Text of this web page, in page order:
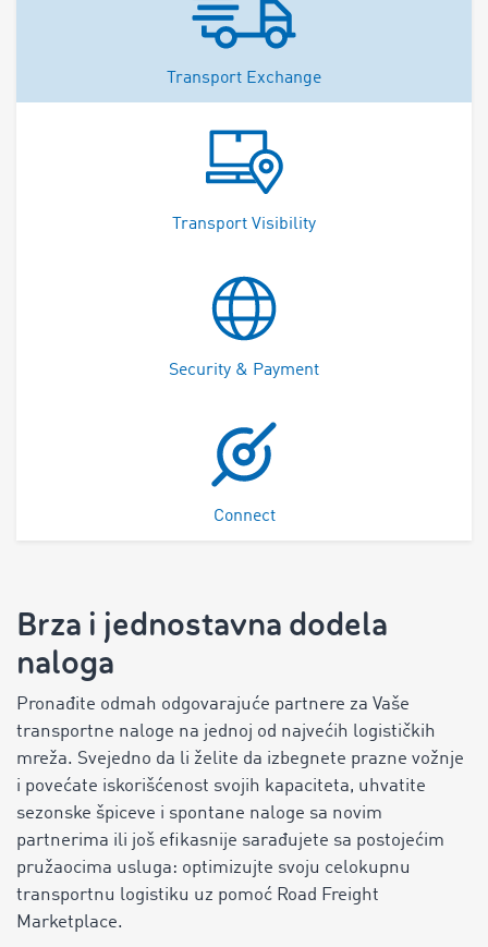
Transport Exchange
Transport Visibility
Security & Payment
Connect
Brza i jednostavna dodela
naloga
Pronađite odmah odgovarajuće partnere za Vaše
transportne naloge na jednoj od najvećih logističkih
mreža. Svejedno da li želite da izbegnete prazne vožnje
i povećate iskorišćenost svojih kapaciteta, uhvatite
sezonske špiceve i spontane naloge sa novim
partnerima ili još efikasnije sarađujete sa postojećim
pružaocima usluga: optimizujte svoju celokupnu
transportnu logistiku uz pomoć Road Freight
Marketplace.